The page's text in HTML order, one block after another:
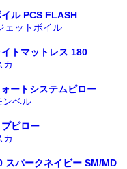
ル PCS FLASH
ェットボイル
トマットレス 180
カ
ートシステムピロー
ンベル
ピロー
カ
スパークネイビー SM/MD